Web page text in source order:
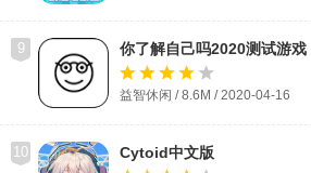
9 你了解自己吗2020测试游戏
益智休闲 / 8.6M / 2020-04-16
10
Cytoid中文版